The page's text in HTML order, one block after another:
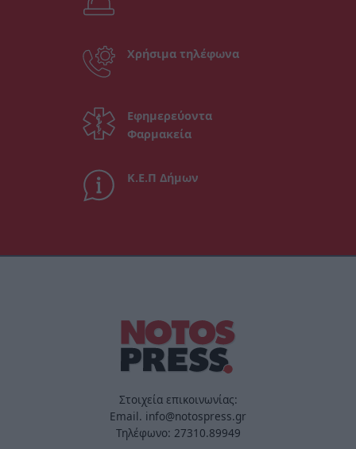
Χρήσιμα τηλέφωνα
Εφημερεύοντα
Φαρμακεία
Κ.Ε.Π Δήμων
Στοιχεία επικοινωνίας:
Email. info@notospress.gr
Τηλέφωνο: 27310.89949